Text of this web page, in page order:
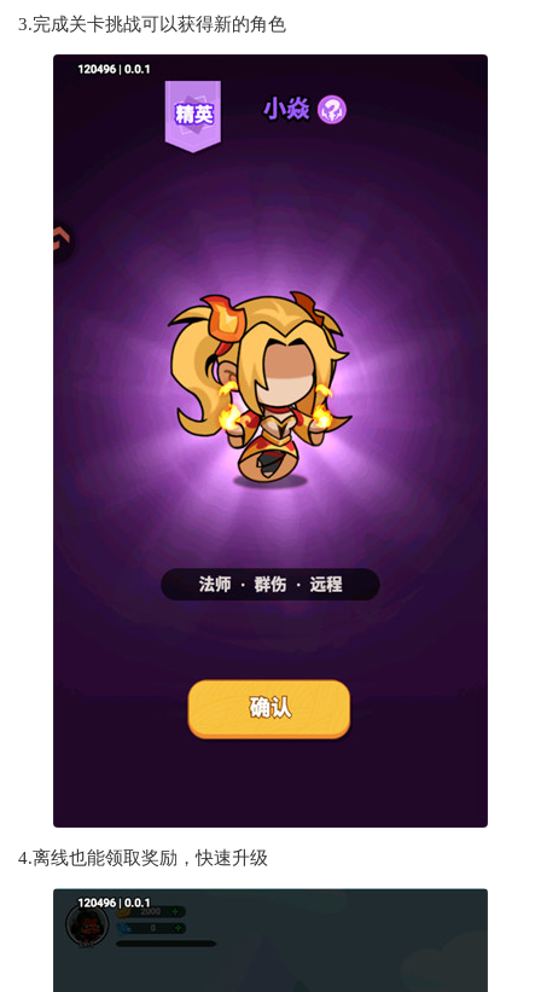
3.完成关卡挑战可以获得新的角色
4.离线也能领取奖励，快速升级